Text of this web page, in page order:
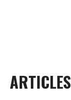
ARTICLES